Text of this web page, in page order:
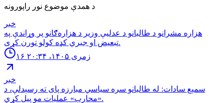
د همدې موضوع نور راپورونه
خبر
هزاره مشرانو د طالبانو د عدلیې وزیر د هزاره‌ګانو پر وړاندې په
تبعیض او جبري کډه کولو تورن کړی.
۱۶ زمری ۱۴۰۵، ۲۰:۳۴
خبر
سمېع سادات: له طالبانو سره سياسي مبارزه پاى ته رسېدلې، د
«محارب» عمليات مو پيل كړي.